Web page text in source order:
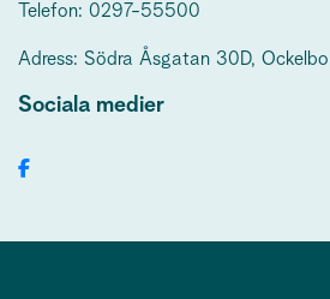
Telefon: 0297-55500
Adress: Södra Åsgatan 30D, Ockelbo
Sociala medier